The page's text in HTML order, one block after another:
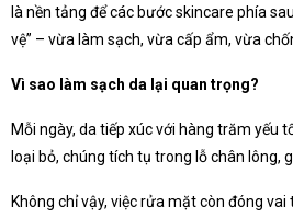
là nền tảng để các bước skincare phía
vệ” – vừa làm sạch, vừa cấp ẩm, vừa
Vì sao làm sạch da lại quan trọng?
Mỗi ngày, da tiếp xúc với hàng trăm yếu
loại bỏ, chúng tích tụ trong lỗ chân lông,
Không chỉ vậy, việc rửa mặt còn đóng